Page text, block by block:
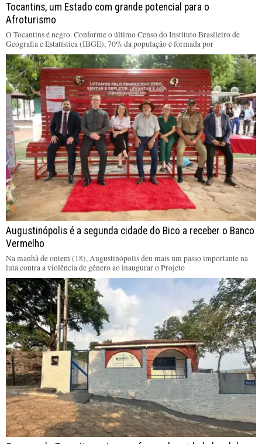
Tocantins, um Estado com grande potencial para o
Afroturismo
O Tocantins é negro. Conforme o último Censo do Instituto Brasileiro de
Geografia e Estatística (IBGE), 70% da população é formada por
Augustinópolis é a segunda cidade do Bico a receber o Banco
Vermelho
Na manhã de ontem (18), Augustinópolis deu mais um passo importante na
luta contra a violência de gênero ao inaugurar o Projeto